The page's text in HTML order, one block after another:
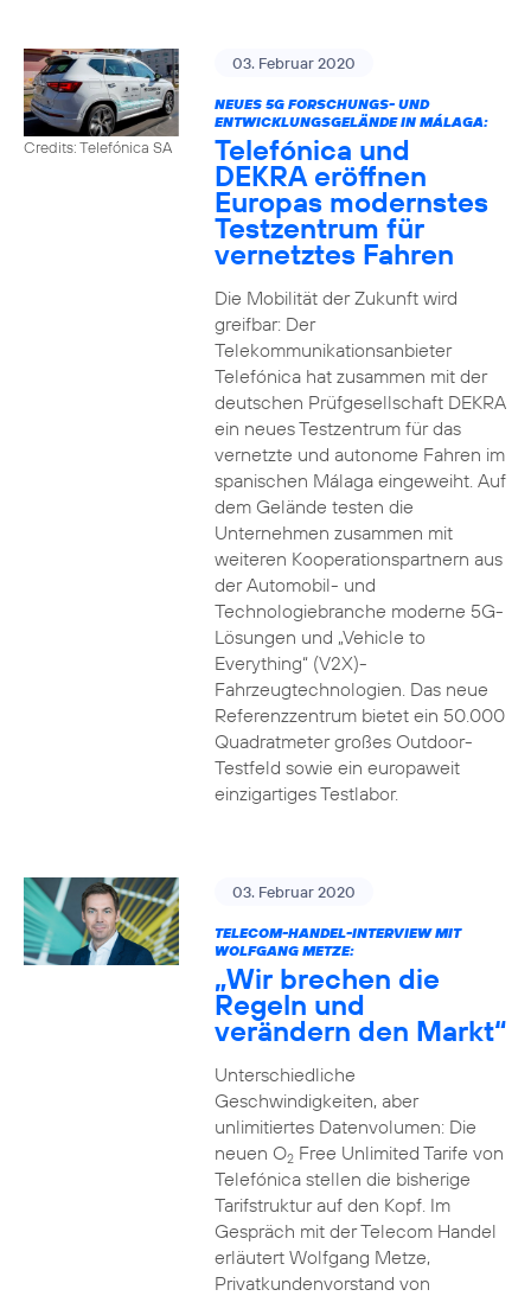
Credits: Telefónica SA
03. Februar 2020
NEUES 5G FORSCHUNGS- UND
ENTWICKLUNGSGELÄNDE IN MÁLAGA:
Telefónica und
DEKRA eröffnen
Europas modernstes
Testzentrum für
vernetztes Fahren
Die Mobilität der Zukunft wird
greifbar: Der
Telekommunikationsanbieter
Telefónica hat zusammen mit der
deutschen Prüfgesellschaft DEKRA
ein neues Testzentrum für das
vernetzte und autonome Fahren im
spanischen Málaga eingeweiht. Auf
dem Gelände testen die
Unternehmen zusammen mit
weiteren Kooperationspartnern aus
der Automobil- und
Technologiebranche moderne 5G-
Lösungen und „Vehicle to
Everything“ (V2X)-
Fahrzeugtechnologien. Das neue
Referenzzentrum bietet ein 50.000
Quadratmeter großes Outdoor-
Testfeld sowie ein europaweit
einzigartiges Testlabor.
03. Februar 2020
TELECOM-HANDEL-INTERVIEW MIT
WOLFGANG METZE:
„Wir brechen die
Regeln und
verändern den Markt“
Unterschiedliche
Geschwindigkeiten, aber
unlimitiertes Datenvolumen: Die
neuen O2Free Unlimited Tarife von
Telefónica stellen die bisherige
Tarifstruktur auf den Kopf. Im
Gespräch mit der Telecom Handel
erläutert Wolfgang Metze,
Privatkundenvorstand von